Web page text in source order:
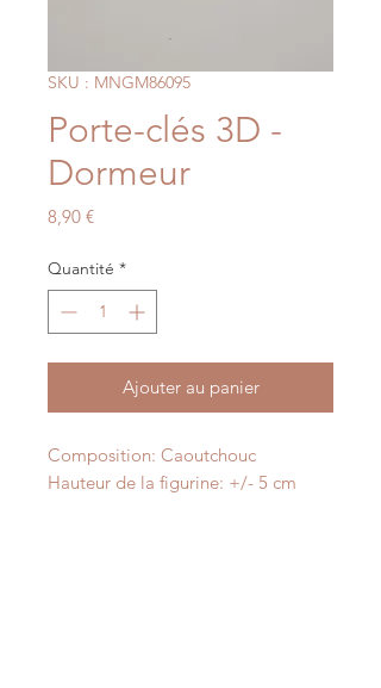
SKU : MNGM86095
Porte-clés 3D -
Dormeur
8,90 €Prix
Quantité *
Ajouter au panier
Composition: Caoutchouc
Hauteur de la figurine: +/- 5 cm